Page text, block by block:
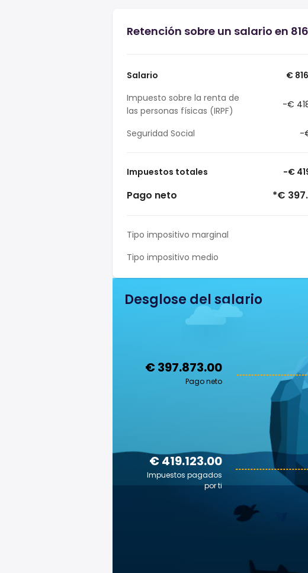
Retención sobre un salario en
Salario
€
Impuesto sobre la renta de
las personas físicas (IRPF)
-€
Seguridad Social -
Impuestos totales -€
Pago neto *€
Tipo impositivo marginal
Tipo impositivo medio
Desglose del salario
€ 397.873.00
Pago neto
€ 419.123.00
Impuestos pagados
por ti